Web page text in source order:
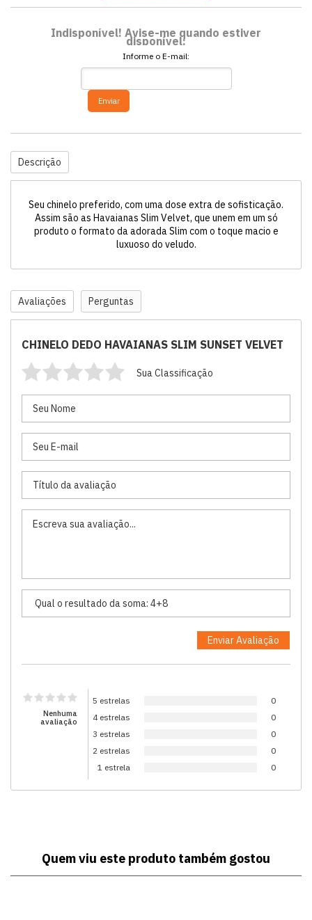
Indisponível! Avise-me quando estiver
disponível:
Informe o E-mail:
Enviar
Descrição
Seu chinelo preferido, com uma dose extra de sofisticação.
Assim são as Havaianas Slim Velvet, que unem em um só
produto o formato da adorada Slim com o toque macio e
luxuoso do veludo.
Avaliações Perguntas
CHINELO DEDO HAVAIANAS SLIM SUNSET VELVET
Sua Classificação
Nenhuma
avaliação
5 estrelas
0
4 estrelas
0
3 estrelas
0
2 estrelas
0
1 estrela
0
Quem viu este produto também gostou